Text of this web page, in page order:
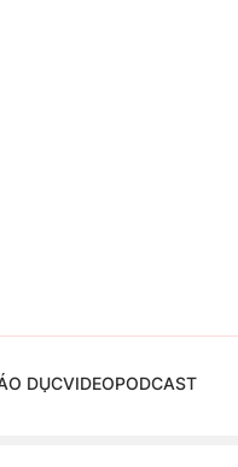
DỤCVIDEOPODCAST